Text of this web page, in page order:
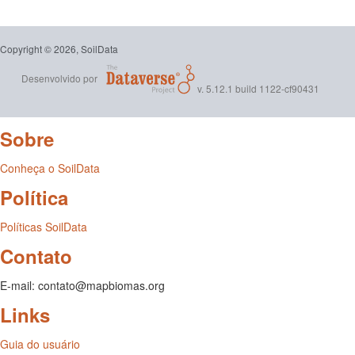
(2025-08-08)
Copyright © 2026, SoilData
Desenvolvido por
v. 5.12.1 build 1122-cf90431
Sobre
Conheça o SoilData
Política
Políticas SoilData
Contato
E-mail: contato@mapbiomas.org
Links
Guia do usuário